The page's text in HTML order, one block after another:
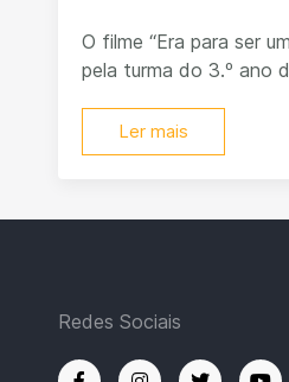
O filme “Era para ser
pela turma do 3.º ano
Ler mais
Redes Sociais